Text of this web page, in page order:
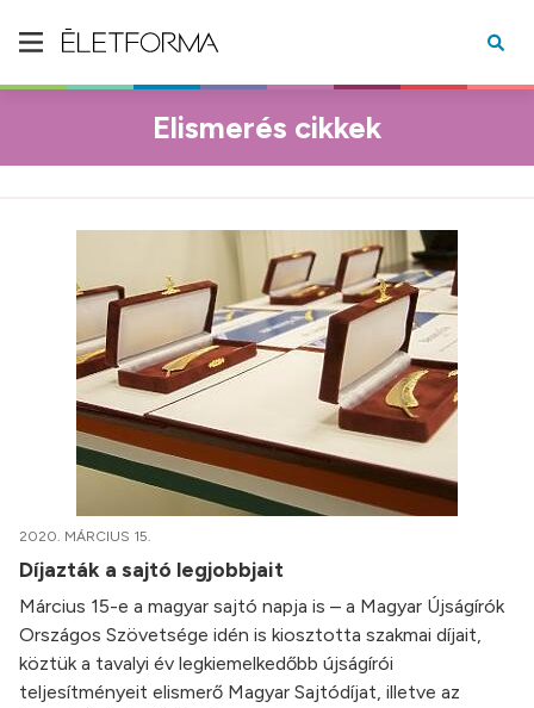
Elismerés cikkek
2020. MÁRCIUS 15.
Díjazták a sajtó legjobbjait
Március 15-e a magyar sajtó napja is – a Magyar Újságírók
Országos Szövetsége idén is kiosztotta szakmai díjait,
köztük a tavalyi év legkiemelkedőbb újságírói
teljesítményeit elismerő Magyar Sajtódíjat, illetve az